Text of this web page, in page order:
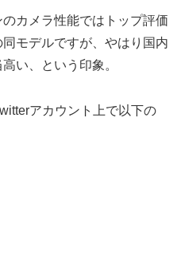
カメラ性能ではトップ評価
モデルですが、やはり国内
い、という印象。
アカウント上で以下の